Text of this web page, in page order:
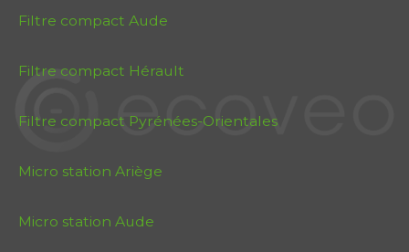
Filtre compact Aude
Filtre compact Hérault
Filtre compact Pyrénées-Orientales
Micro station Ariège
Micro station Aude